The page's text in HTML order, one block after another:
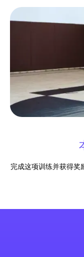
完成这项训练并获得奖